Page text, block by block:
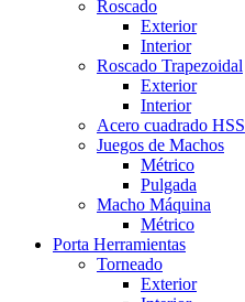
Roscado
Exterior
Interior
Roscado Trapezoidal
Exterior
Interior
Acero cuadrado HSS
Juegos de Machos
Métrico
Pulgada
Macho Máquina
Métrico
Porta Herramientas
Torneado
Exterior